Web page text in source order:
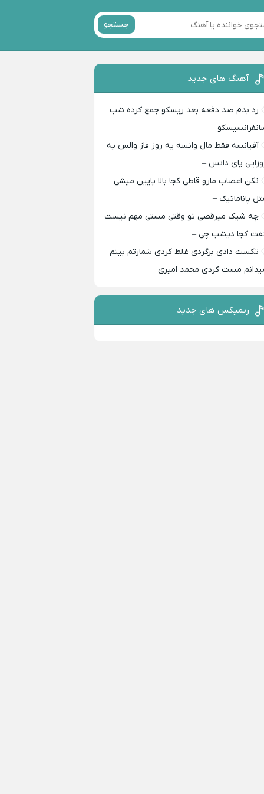
جستجو
آهنگ های جدید
رد بدم صد دفعه بعد ریسکو جمع کرده شب
–
آفیانسه فقط مال وانسه یه روز فاز والس یه
پای دانس –
نکن اعصاب مارو قاطی کجا بالا پایین میشی
پاناماتیک –
چه شیک میرقصی تو وقتی مستی مهم نیست
کجا دیشب چی –
تکست دادی برگردی غلط کردی شمارتم بینم
مست کردی محمد امیری
ریمیکس های جدید